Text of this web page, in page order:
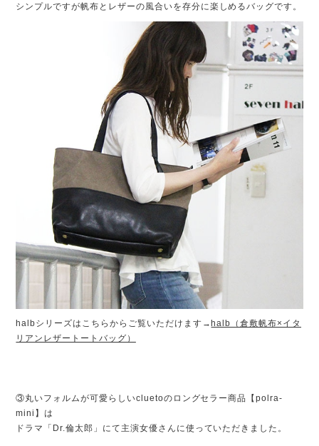
シンプルですが帆布とレザーの風合いを存分に楽しめるバッグです。
halbシリーズはこちらからご覧いただけます→ halb（倉敷帆布×イタ
リアンレザートートバッグ）
③丸いフォルムが可愛らしいcluetoのロングセラー商品【polra-
mini】は
ドラマ「Dr.倫太郎」にて主演女優さんに使っていただきました。